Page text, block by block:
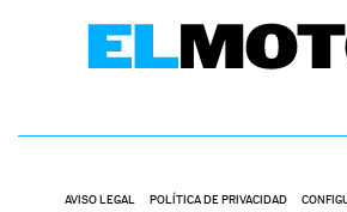
AVISO LEGAL POLÍTICA DE PRIVACIDAD